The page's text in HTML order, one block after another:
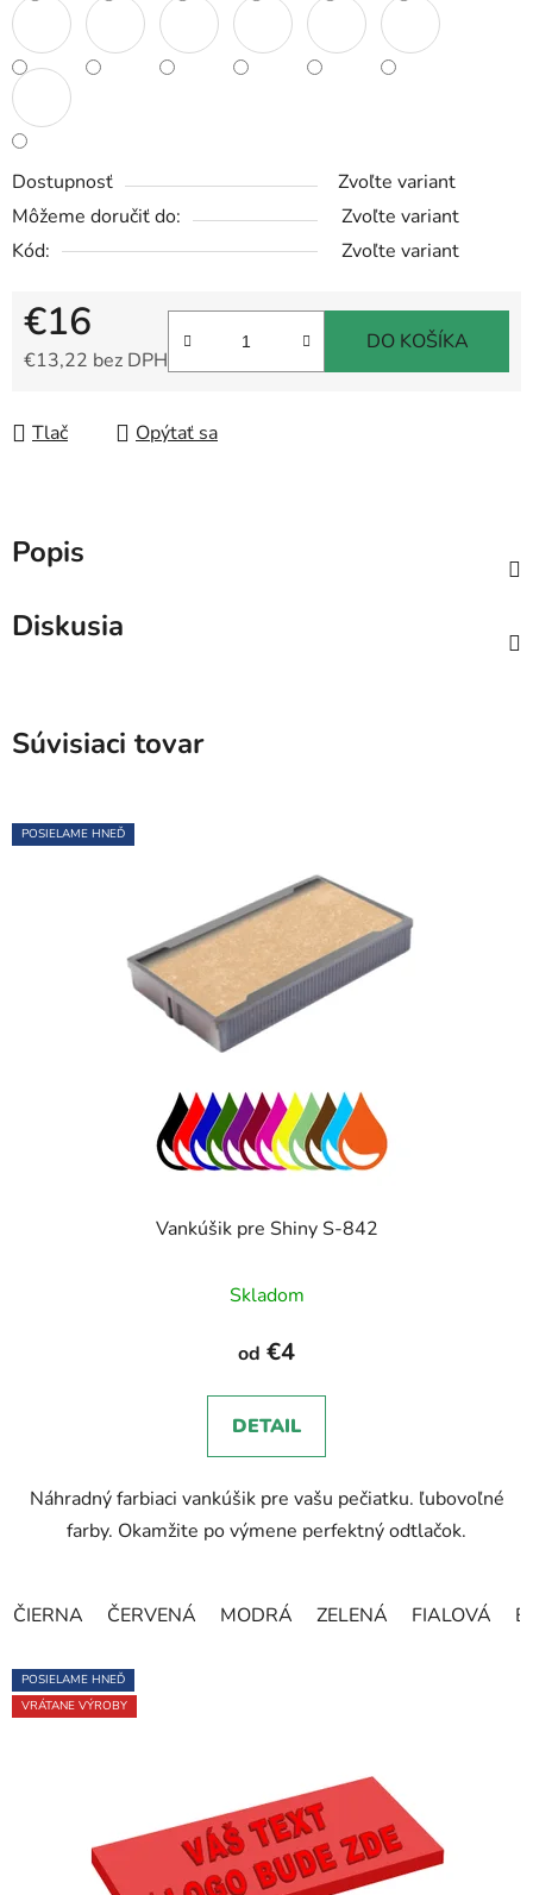
Dostupnosť
Zvoľte variant
Môžeme doručiť do:
Zvoľte variant
Kód:
Zvoľte variant
€16
€13,22 bez DPH
DO KOŠÍKA
Tlač Opýtať sa
Popis
Diskusia
Súvisiaci tovar
POSIELAME HNEĎ
Vankúšik pre Shiny S-842
hodnotenie
produktu
5,0
z
hviezdičiek.
Skladom
od €4
DETAIL
Náhradný farbiaci vankúšik pre vašu pečiatku. ľubovoľné
farby. Okamžite po výmene perfektný odtlačok.
ČIERNA ČERVENÁ MODRÁ ZELENÁ FIALOVÁ
POSIELAME HNEĎ
VRÁTANE VÝROBY